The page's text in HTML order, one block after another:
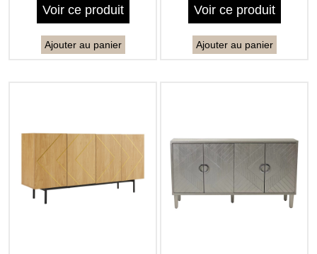
Voir ce produit
Ajouter au panier
Voir ce produit
Ajouter au panier